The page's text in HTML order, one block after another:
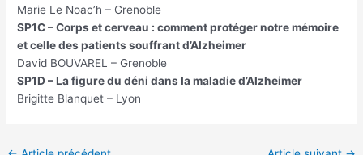
Marie Le Noac’h – Grenoble
SP1C – Corps et cerveau : comment protéger notre mémoire
et celle des patients souffrant d’Alzheimer
David BOUVAREL – Grenoble
SP1D – La figure du déni dans la maladie d’Alzheimer
Brigitte Blanquet – Lyon
Navigation